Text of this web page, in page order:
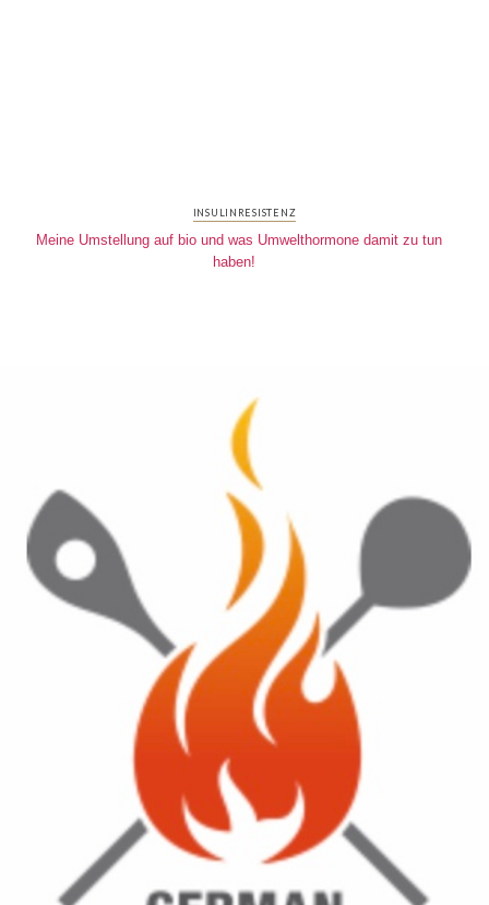
INSULINRESISTENZ
Meine Umstellung auf bio und was Umwelthormone damit zu tun
haben!